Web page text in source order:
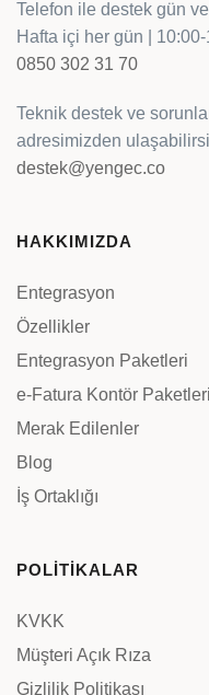
Telefon ile destek gün
Hafta içi her gün |
0850 302 31 70
Teknik destek ve
adresimizden
destek@yengec.co
HAKKIMIZDA
Entegrasyon
Özellikler
Entegrasyon Paketleri
e-Fatura Kontör Paketleri
Merak Edilenler
Blog
İş Ortaklığı
POLİTİKALAR
KVKK
Müşteri Açık Rıza
Gizlilik Politikası